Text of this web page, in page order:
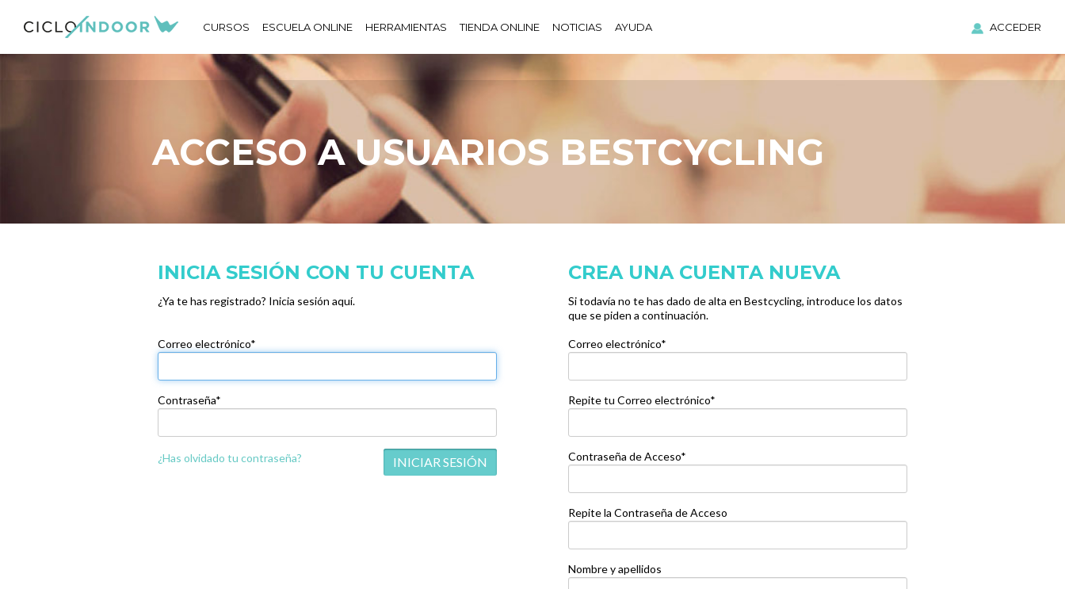
CURSOS ESCUELA ONLINE HERRAMIENTAS TIENDA ONLINE NOTICIAS AYUDA ACCEDER
ACCESO A USUARIOS BESTCYCLING
INICIA SESIÓN CON TU CUENTA
¿Ya te has registrado? Inicia sesión aquí.
Correo electrónico*
Contraseña*
¿Has olvidado tu contraseña?
CREA UNA CUENTA NUEVA
Si todavía no te has dado de alta en Bestcycling, introduce los datos
que se piden a continuación.
Correo electrónico*
Repite tu Correo electrónico*
Contraseña de Acceso*
Repite la Contraseña de Acceso
Nombre y apellidos